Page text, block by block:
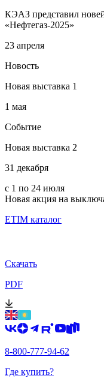
КЭАЗ представил
«Нефтегаз-2025»
23 апреля
Новость
Новая выставка 1
1 мая
Событие
Новая выставка 2
31 декабря
с 1 по 24 июля
Новая акция на
ETIM каталог
Скачать
PDF
8-800-777-94-62
Где купить?